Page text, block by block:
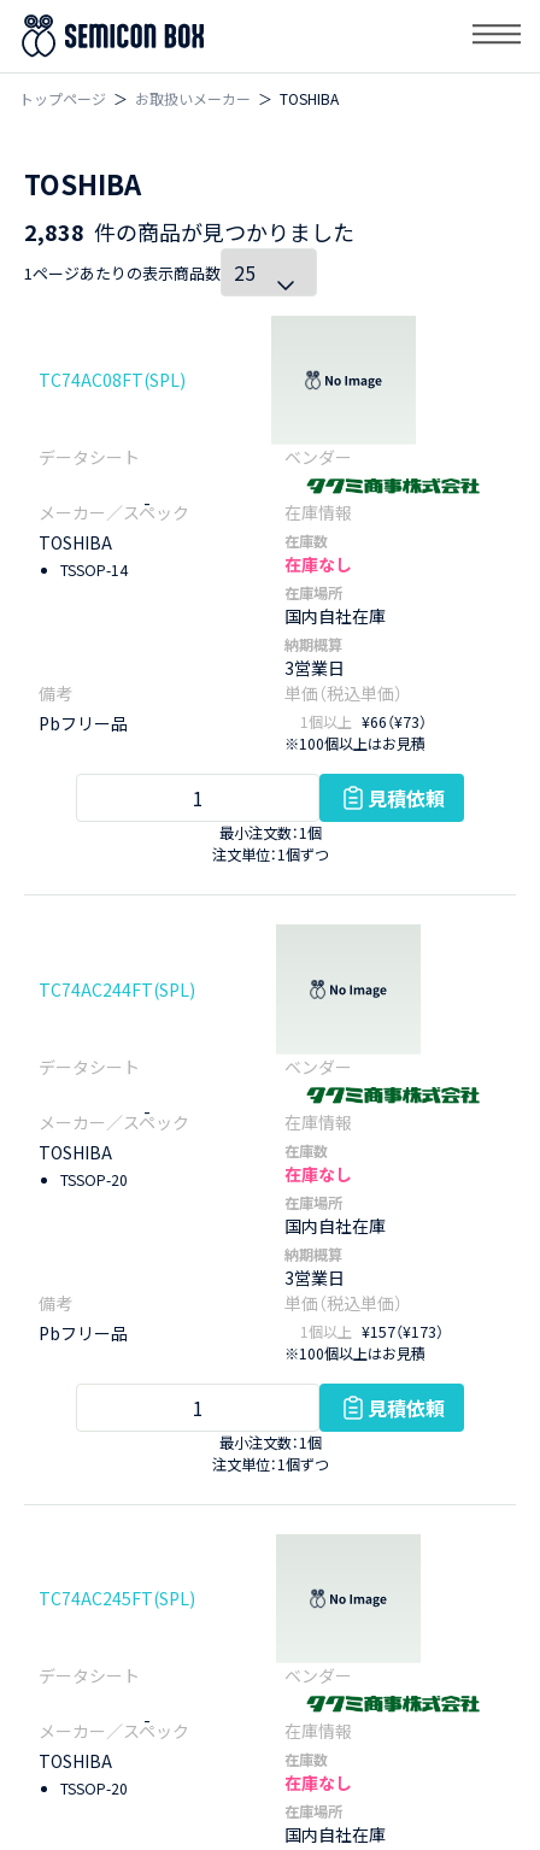
トップページ お取扱いメーカー TOSHIBA
TOSHIBA
2,838 件の商品が見つかりました
1ページあたりの表示商品数
TC74AC08FT(SPL)
-
TOSHIBA
TSSOP-14
在庫数
在庫なし
在庫場所
国内自社在庫
納期概算
3営業日
Pbフリー品 1個以上 ¥66（¥73）
※100個以上はお見積
見積依頼
最小注文数：1個
注文単位：1個ずつ
TC74AC244FT(SPL)
-
TOSHIBA
TSSOP-20
在庫数
在庫なし
在庫場所
国内自社在庫
納期概算
3営業日
Pbフリー品 1個以上 ¥157（¥173）
※100個以上はお見積
見積依頼
最小注文数：1個
注文単位：1個ずつ
TC74AC245FT(SPL)
-
TOSHIBA
TSSOP-20
在庫数
在庫なし
在庫場所
国内自社在庫